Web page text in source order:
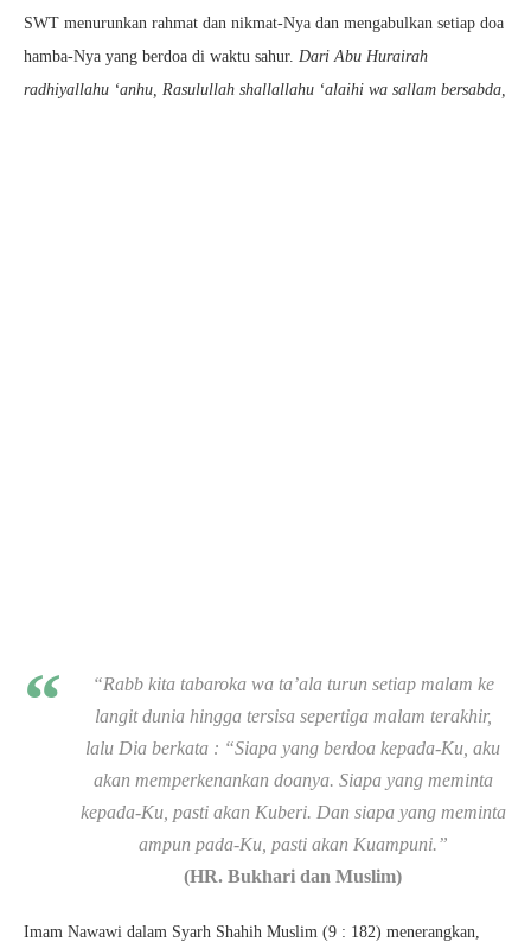
SWT menurunkan rahmat dan nikmat-Nya dan mengabulkan setiap doa
hamba-Nya yang berdoa di waktu sahur. Dari Abu Hurairah
radhiyallahu ‘anhu, Rasulullah shallallahu ‘alaihi wa sallam bersabda,
“Rabb kita tabaroka wa ta’ala turun setiap malam ke
langit dunia hingga tersisa sepertiga malam terakhir,
lalu Dia berkata : “Siapa yang berdoa kepada-Ku, aku
akan memperkenankan doanya. Siapa yang meminta
kepada-Ku, pasti akan Kuberi. Dan siapa yang meminta
ampun pada-Ku, pasti akan Kuampuni.”
(HR. Bukhari dan Muslim)
Imam Nawawi dalam Syarh Shahih Muslim (9 : 182) menerangkan,